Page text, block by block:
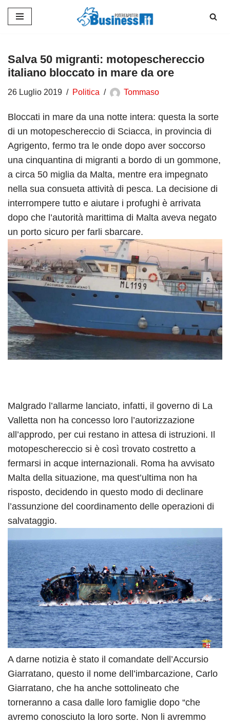
contenuto
Salva 50 migranti: motopeschereccio
italiano bloccato in mare da ore
26 Luglio 2019 Politica Tommaso
Bloccati in mare da una notte intera: questa la sorte
di un motopeschereccio di Sciacca, in provincia di
Agrigento, fermo tra le onde dopo aver soccorso
una cinquantina di migranti a bordo di un gommone,
a circa 50 miglia da Malta, mentre era impegnato
nella sua consueta attività di pesca. La decisione di
interrompere tutto e aiutare i profughi è arrivata
dopo che l’autorità marittima di Malta aveva negato
un porto sicuro per farli sbarcare.
Malgrado l’allarme lanciato, infatti, il governo di La
Valletta non ha concesso loro l’autorizzazione
all’approdo, per cui restano in attesa di istruzioni. Il
motopeschereccio si è così trovato costretto a
fermarsi in acque internazionali. Roma ha avvisato
Malta della situazione, ma quest’ultima non ha
risposto, decidendo in questo modo di declinare
l’assunzione del coordinamento delle operazioni di
salvataggio.
A darne notizia è stato il comandate dell’Accursio
Giarratano, questo il nome dell’imbarcazione, Carlo
Giarratano, che ha anche sottolineato che
torneranno a casa dalle loro famiglie dopo “che
avremo conosciuto la loro sorte. Non li avremmo